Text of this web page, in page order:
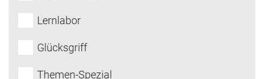
Lernlabor
Glücksgriff
Themen-Spezial